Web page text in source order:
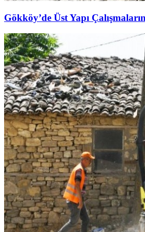
Gökköy’de Üst Yapı